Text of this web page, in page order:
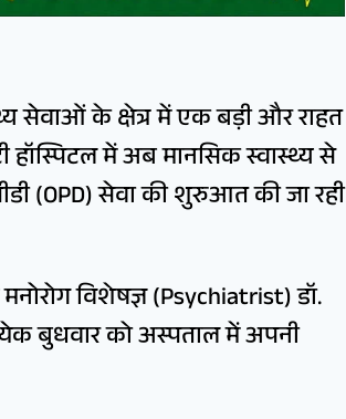
सेवाओं के क्षेत्र में एक बड़ी और राहत
हॉस्पिटल में अब मानसिक स्वास्थ्य से
(OPD) सेवा की शुरुआत की जा रही
विशेषज्ञ (Psychiatrist) डॉ.
बुधवार को अस्पताल में अपनी